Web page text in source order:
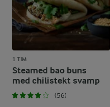
1 TIM
Steamed bao buns
med chilistekt svamp
(56)